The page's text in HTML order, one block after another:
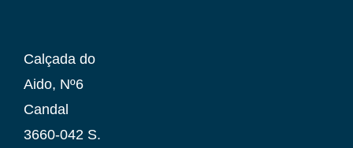
Calçada do
Aido, Nº6
Candal
3660-042 S.